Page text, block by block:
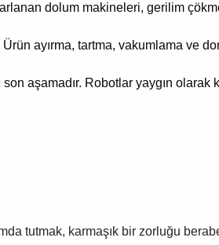
dolum makineleri, gerilim
Ürün ayırma, tartma, vakumlama ve
aşamadır. Robotlar yaygın olarak
tutmak, karmaşık bir zorluğu